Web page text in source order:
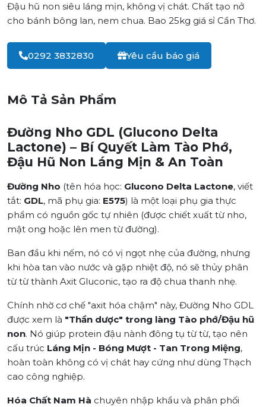
Đậu hũ non siêu láng mịn, không vị chát. Chất tạo nở
cho bánh bông lan, nem chua. Bao 25kg giá sỉ Cần Thơ.
0292 3832830 Yêu cầu báo giá
Mô Tả Sản Phẩm
Đường Nho GDL (Glucono Delta
Lactone) – Bí Quyết Làm Tào Phớ,
Đậu Hũ Non Láng Mịn & An Toàn
Đường Nho (tên hóa học: Glucono Delta Lactone, viết
tắt: GDL, mã phụ gia: E575) là một loại phụ gia thực
phẩm có nguồn gốc tự nhiên (được chiết xuất từ nho,
mật ong hoặc lên men từ đường).
Ban đầu khi nếm, nó có vị ngọt nhẹ của đường, nhưng
khi hòa tan vào nước và gặp nhiệt độ, nó sẽ thủy phân
từ từ thành Axit Gluconic, tạo ra độ chua thanh nhẹ.
Chính nhờ cơ chế "axit hóa chậm" này, Đường Nho GDL
được xem là "Thần dược" trong làng Tào phớ/Đậu hũ
non. Nó giúp protein đậu nành đông tụ từ từ, tạo nên
cấu trúc Láng Mịn - Bóng Mượt - Tan Trong Miệng,
hoàn toàn không có vị chát hay cứng như dùng Thạch
cao công nghiệp.
Hóa Chất Nam Hà chuyên nhập khẩu và phân phối